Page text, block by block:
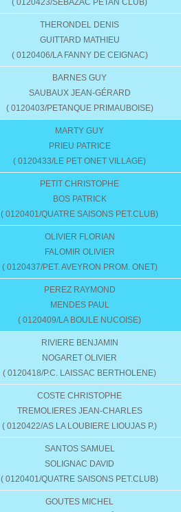
( 0120423/SEBAZAC PETAN CLUB)
THERONDEL DENIS
GUITTARD MATHIEU
( 0120406/LA FANNY DE CEIGNAC)
BARNES GUY
SAUBAUX JEAN-GÉRARD
( 0120403/PETANQUE PRIMAUBOISE)
MARTY GUY
PRIEU PATRICE
( 0120433/LE PET ONET VILLAGE)
PETIT CHRISTOPHE
BOS PATRICK
( 0120401/QUATRE SAISONS PET.CLUB)
OLIVIER FLORIAN
FALOMIR OLIVIER
( 0120437/PET. AVEYRON PROM. ONET)
PEREZ RAYMOND
MENDES PAUL
( 0120409/LA BOULE NUCOISE)
RIVIERE BENJAMIN
NOGARET OLIVIER
( 0120418/P.C. LAISSAC BERTHOLENE)
COSTE CHRISTOPHE
TREMOLIERES JEAN-CHARLES
( 0120422/AS LA LOUBIERE LIOUJAS P.)
SANTOS SAMUEL
SOLIGNAC DAVID
( 0120401/QUATRE SAISONS PET.CLUB)
GOUTES MICHEL